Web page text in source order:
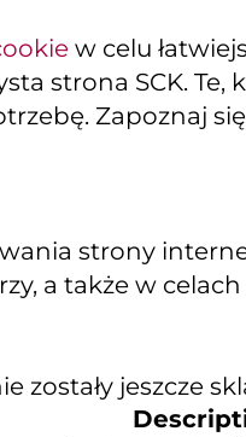
w celu
strona SCK.
Zapoznaj
strony
a także w
zostały jeszcze